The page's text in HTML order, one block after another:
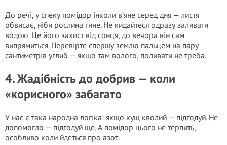
До речі, у спеку помідор інколи в’яне серед дня — листя
обвисає, ніби рослина гине. Не кидайтеся одразу заливати
водою. Це його захист від сонця, до вечора він сам
випрямиться. Перевірте спершу землю пальцем на пару
сантиметрів углиб — якщо там волого, поливати не треба.
4. Жадібність до добрив — коли
«корисного» забагато
У нас є така народна логіка: якщо кущ кволий — підгодуй. Не
допомогло — підгодуй ще. А помідор цього не терпить,
особливо коли йдеться про азот.